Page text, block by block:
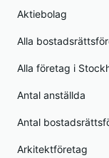
Aktiebolag
Alla
Alla företag i
Antal anställda
Antal
Arkitektföretag